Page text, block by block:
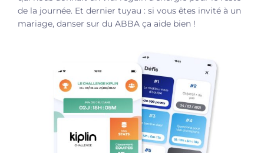
de la journée. Et dernier tuyau : si vous êtes invité à un
mariage, danser sur du ABBA ça aide bien !